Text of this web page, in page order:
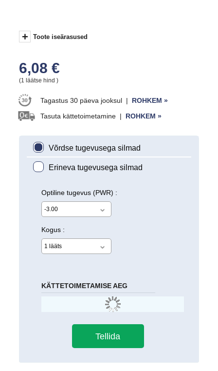
+ Toote iseärasused
6,08 €
(1 läätse hind )
|
ROHKEM »
Tasuta kättetoimetamine | ROHKEM »
Võrdse tugevusega silmad
Erineva tugevusega silmad
Optiline tugevus (PWR) :
Kogus :
KÄTTETOIMETAMISE AEG